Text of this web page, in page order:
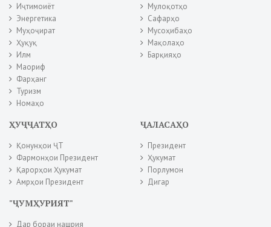
Иҷтимоиёт
Энергетика
Муҳоҷират
Ҳуқуқ
Илм
Маориф
Фарҳанг
Туризм
Номаҳо
Мулоқотҳо
Сафарҳо
Мусоҳибаҳо
Мақолаҳо
Барқияҳо
ҲУҶҶАТҲО
Қонунҳои ҶТ
Фармонҳои Президент
Қарорҳои Ҳукумат
Амрҳои Президент
ҶАЛАСАҲО
Президент
Ҳукумат
Порлумон
Дигар
"ҶУМҲУРИЯТ"
Дар бораи нашрия